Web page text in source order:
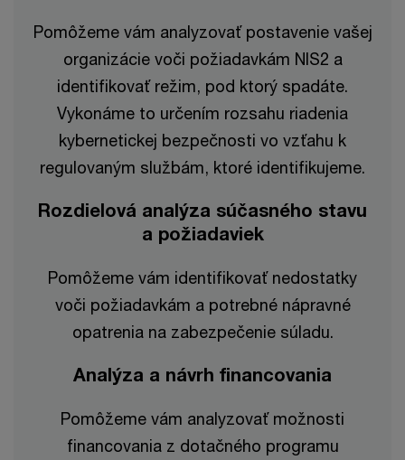
Pomôžeme vám analyzovať postavenie vašej
organizácie voči požiadavkám NIS2 a
identifikovať režim, pod ktorý spadáte.
Vykonáme to určením rozsahu riadenia
kybernetickej bezpečnosti vo vzťahu k
regulovaným službám, ktoré identifikujeme.
Rozdielová analýza súčasného stavu
a požiadaviek
Pomôžeme vám identifikovať nedostatky
voči požiadavkám a potrebné nápravné
opatrenia na zabezpečenie súladu.
Analýza a návrh financovania
Pomôžeme vám analyzovať možnosti
financovania z dotačného programu